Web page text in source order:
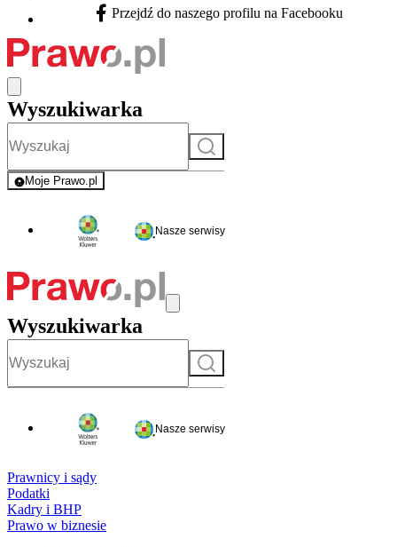
Facebook - otwiera się w nowej karcie
Przejdź do naszego profilu na Facebooku
Wyszukiwarka
Szukaj
Moje Prawo.pl
- rejestracja i logowanie do serwisu
Nasze serwisy
Wyszukiwarka
Szukaj
Nasze serwisy
Prawnicy i sądy
Podatki
Kadry i BHP
Prawo w biznesie